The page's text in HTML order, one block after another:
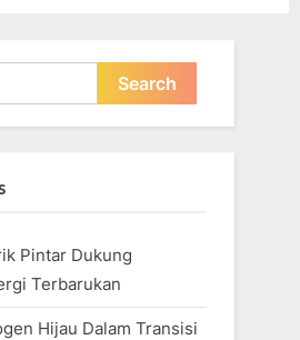
Pintar Dukung
Terbarukan
Hijau Dalam Transisi